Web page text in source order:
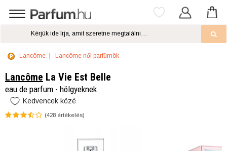
Lancôme Lancôme női parfümök
Lancôme La Vie Est Belle
eau de parfum - hölgyeknek
Kedvencek közé
(428 értékelés)